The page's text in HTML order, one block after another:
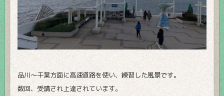
品川～千葉方面に高速道路を使い、練習した風景です。
数回、受講され上達されています。